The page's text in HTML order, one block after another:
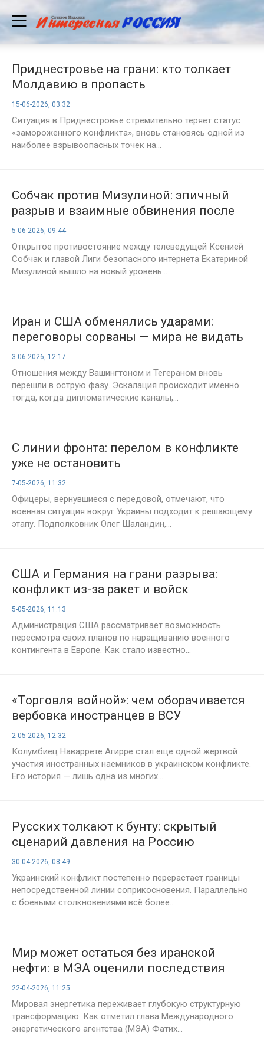
Приднестровье на грани: кто толкает
Молдавию в пропасть
15-06-2026, 03:32
Ситуация в Приднестровье стремительно теряет статус
«замороженного конфликта», вновь становясь одной из
наиболее взрывоопасных точек на...
Собчак против Мизулиной: эпичный
разрыв и взаимные обвинения после
громкого интервью
5-06-2026, 09:44
Открытое противостояние между телеведущей Ксенией
Собчак и главой Лиги безопасного интернета Екатериной
Мизулиной вышло на новый уровень...
Иран и США обменялись ударами:
переговоры сорваны — мира не видать
3-06-2026, 12:17
Отношения между Вашингтоном и Тегераном вновь
перешли в острую фазу. Эскалация происходит именно
тогда, когда дипломатические каналы,...
С линии фронта: перелом в конфликте
уже не остановить
7-05-2026, 11:32
Офицеры, вернувшиеся с передовой, отмечают, что
военная ситуация вокруг Украины подходит к решающему
этапу. Подполковник Олег Шаландин,...
США и Германия на грани разрыва:
конфликт из-за ракет и войск
раскалывает союзников
5-05-2026, 11:13
Администрация США рассматривает возможность
пересмотра своих планов по наращиванию военного
контингента в Европе. Как стало известно...
«Торговля войной»: чем оборачивается
вербовка иностранцев в ВСУ
2-05-2026, 12:32
Колумбиец Наваррете Агирре стал еще одной жертвой
участия иностранных наемников в украинском конфликте.
Его история — лишь одна из многих...
Русских толкают к бунту: скрытый
сценарий давления на Россию
30-04-2026, 08:49
Украинский конфликт постепенно перерастает границы
непосредственной линии соприкосновения. Параллельно
с боевыми столкновениями всё более...
Мир может остаться без иранской
нефти: в МЭА оценили последствия
конфликта
22-04-2026, 11:25
Мировая энергетика переживает глубокую структурную
трансформацию. Как отметил глава Международного
энергетического агентства (МЭА) Фатих...